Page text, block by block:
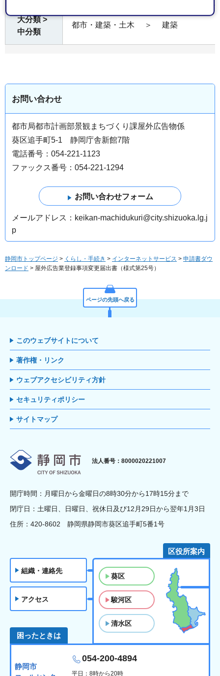
大分類 >
中分類
都市・建築・土木 ＞ 建築
お問い合わせ
都市局都市計画部景観まちづくり課屋外広告物係
葵区追手町5-1 静岡庁舎新館7階
電話番号：054-221-1123
ファックス番号：054-221-1294
メールアドレス：keikan-machidukuri@city.shizuoka.lg.j
p
静岡市トップページ > くらし・手続き > インターネットサービス > 申請書ダウ
ンロード > 屋外広告業登録事項変更届出書（様式第25号）
ページの先頭へ戻る
このウェブサイトについて
著作権・リンク
ウェブアクセシビリティ方針
セキュリティポリシー
サイトマップ
静岡市
法人番号：8000020221007
開庁時間：月曜日から金曜日の8時30分から17時15分まで
閉庁日：土曜日、日曜日、祝休日及び12月29日から翌年1月3日
住所：420-8602 静岡県静岡市葵区追手町5番1号
組織・連絡先
アクセス
区役所案内
葵区
駿河区
清水区
困ったときは
静岡市
054-200-4894
平日：8時から20時